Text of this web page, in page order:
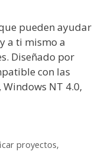
pueden ayudar
a ti mismo a
Diseñado por
con las
NT 4.0,
proyectos,